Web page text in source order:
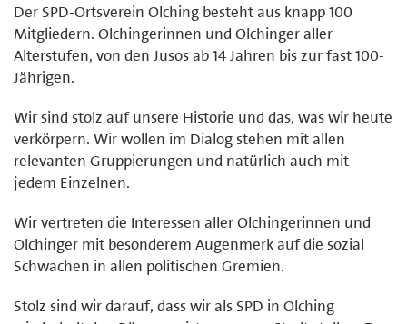
Der SPD-Ortsverein Olching besteht aus knapp 100
Mitgliedern. Olchingerinnen und Olchinger aller
Alterstufen, von den Jusos ab 14 Jahren bis zur fast 100-
Jährigen.
Wir sind stolz auf unsere Historie und das, was wir heute
verkörpern. Wir wollen im Dialog stehen mit allen
relevanten Gruppierungen und natürlich auch mit
jedem Einzelnen.
Wir vertreten die Interessen aller Olchingerinnen und
Olchinger mit besonderem Augenmerk auf die sozial
Schwachen in allen politischen Gremien.
Stolz sind wir darauf, dass wir als SPD in Olching